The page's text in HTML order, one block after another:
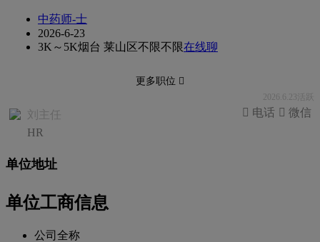
中药师-士
2026-6-23
3K～5K烟台 莱山区不限不限在线聊
更多职位 
2026.6.23活跃
刘主任
HR
 微信
 电话
单位地址
单位工商信息
公司全称